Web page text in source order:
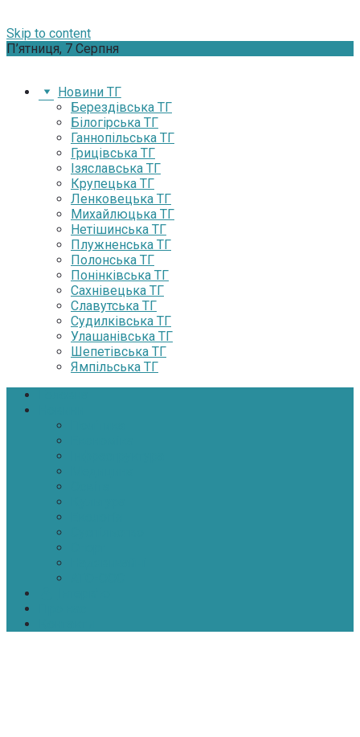
Skip to content
П’ятниця, 7 Серпня
Новини ТГ
Берездівська ТГ
Білогірська ТГ
Ганнопільська ТГ
Грицівська ТГ
Ізяславська ТГ
Крупецька ТГ
Ленковецька ТГ
Михайлюцька ТГ
Нетішинська ТГ
Плужненська ТГ
Полонська ТГ
Понінківська ТГ
Сахнівецька ТГ
Славутська ТГ
Судилківська ТГ
Улашанівська ТГ
Шепетівська ТГ
Ямпільська ТГ